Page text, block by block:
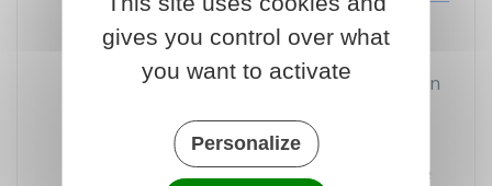
innovantes (JEI).
Plus-valuessur les titres de participation
Amortissementsde fonds de commerce
gives you control over what
you want to activate
Personalize